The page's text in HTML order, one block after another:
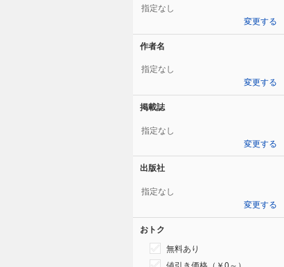
指定なし
変更する
作者名
指定なし
変更する
掲載誌
指定なし
変更する
出版社
指定なし
変更する
おトク
無料あり
値引き価格（￥0～）